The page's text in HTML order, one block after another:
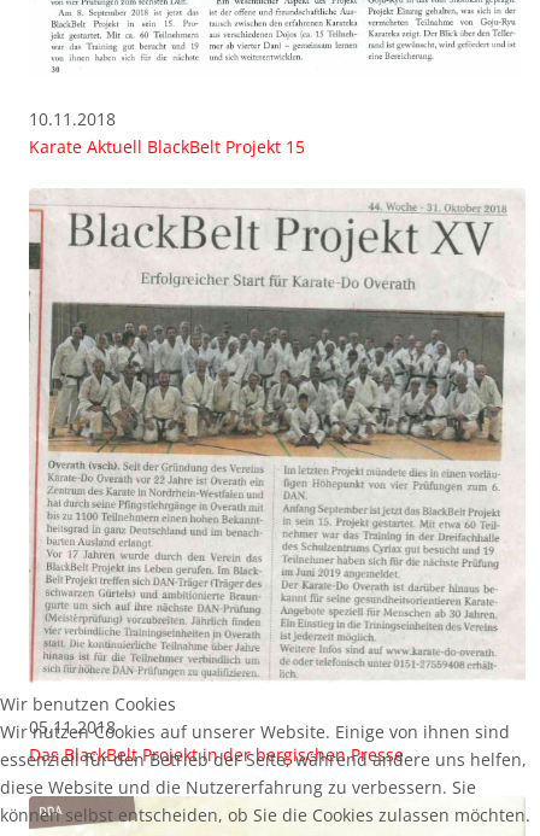
10.11.2018
Karate Aktuell BlackBelt Projekt 15
05.11.2018
Das BlackBelt Projekt in der bergischen Presse
Wir benutzen Cookies
Wir nutzen Cookies auf unserer Website. Einige von ihnen sind
essenziell für den Betrieb der Seite, während andere uns helfen,
diese Website und die Nutzererfahrung zu verbessern. Sie
können selbst entscheiden, ob Sie die Cookies zulassen möchten.